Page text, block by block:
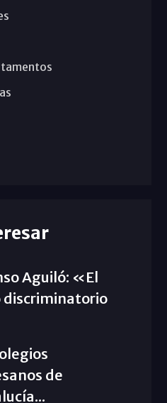
Aguiló: «El
de